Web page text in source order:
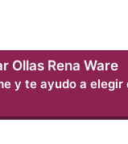
Ollas Rena Ware
y te ayudo a